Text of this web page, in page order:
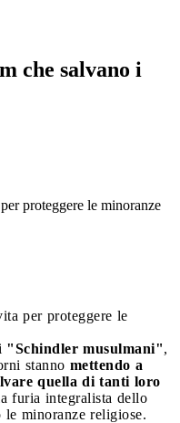
che salvano i
proteggere le minoranze
per proteggere le
"Schindler musulmani",
stanno mettendo a
quella di tanti loro
furia integralista dello
minoranze religiose.